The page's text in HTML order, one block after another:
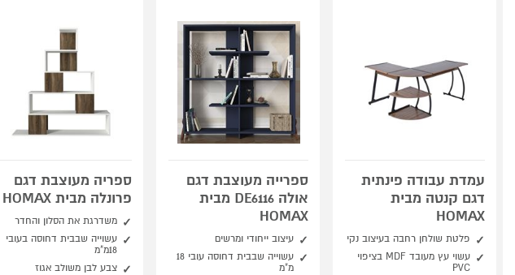
עמדת עבודה פינתית
דגם קנטה מבית
HOMAX
פלטת שולחן רחבה בעיצוב נקי
עשוי עץ מעובד MDF בציפוי
PVC
ספרייה מעוצבת דגם
אולה DE6116 מבית
HOMAX
עיצוב ייחודי ומרשים
עשוייה שבבית דחוסה עובי 18
מ"מ
ספריה מעוצבת דגם
פרונלה מבית HOMAX
משדרגת את הסלון והחדר
עשוייה שבבית דחוסה בעובי
18מ"מ
צבע לבן משולב אגוז